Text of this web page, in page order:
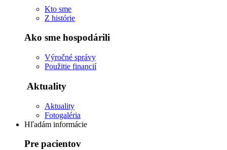
Kto sme
Z histórie
Ako sme hospodárili
Výročné správy
Použitie financií
Aktuality
Aktuality
Fotogaléria
Hľadám informácie
Pre pacientov